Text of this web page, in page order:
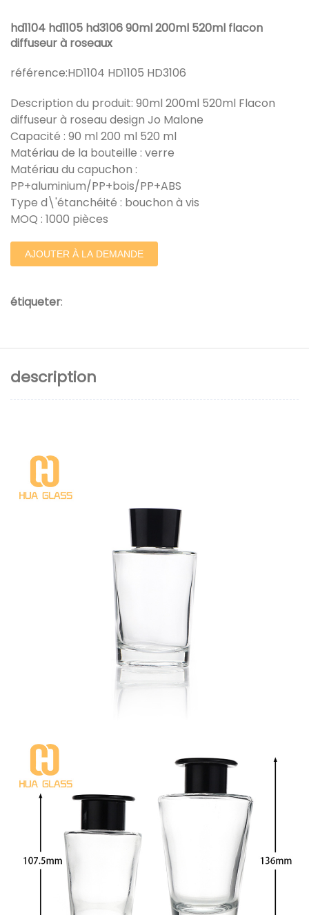
hd1104 hd1105 hd3106 90ml 200ml 520ml flacon
diffuseur à roseaux
référence:HD1104 HD1105 HD3106
Description du produit: 90ml 200ml 520ml Flacon
diffuseur à roseau design Jo Malone
Capacité : 90 ml 200 ml 520 ml
Matériau de la bouteille : verre
Matériau du capuchon :
PP+aluminium/PP+bois/PP+ABS
Type d\'étanchéité : bouchon à vis
MOQ : 1000 pièces
AJOUTER À LA DEMANDE
étiqueter:
description